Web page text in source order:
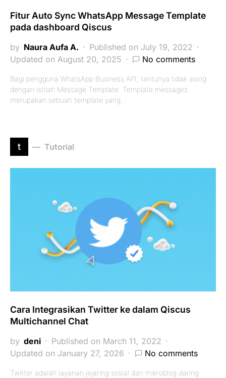
Fitur Auto Sync WhatsApp Message Template
pada dashboard Qiscus
by Naura Aufa A.
Published on July 19, 2022
Updated on August 20, 2025
No comments
Bagi pengguna WhatsApp Business API, tentunya tidak asing
dengan istilah Message Template. Template messages
merupakan sebuah template yang…
t Tutorial
Cara Integrasikan Twitter ke dalam Qiscus
Multichannel Chat
by deni
Published on March 11, 2022
Updated on January 27, 2026
No comments
Twitter adalah layanan jejaring sosial dan mikroblog daring